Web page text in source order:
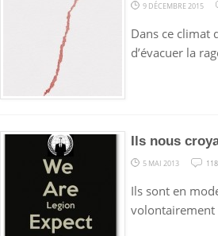
9 DÉCEMBRE 2015
Dans ce climat
d’évacuer la
Ils nous
5 MAI 2013
Ils sont en
volontairement